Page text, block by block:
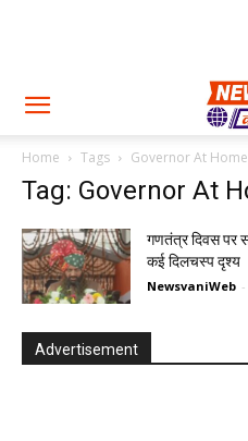
Home Tags Governor At Home
Tag: Governor At
गणतंत्र दिवस पर
कई दिलचस्प दृश्य
NewsvaniWeb -
Advertisement